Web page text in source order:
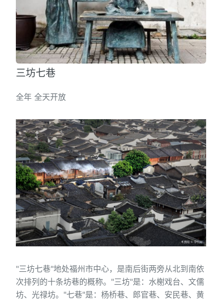
三坊七巷
全年 全天开放
"三坊七巷"地处福州市中心，是南后街两旁从北到南依
次排列的十条坊巷的概称。"三坊"是：水榭戏台、文儒
坊、光禄坊。"七巷"是：杨桥巷、郎官巷、安民巷、黄